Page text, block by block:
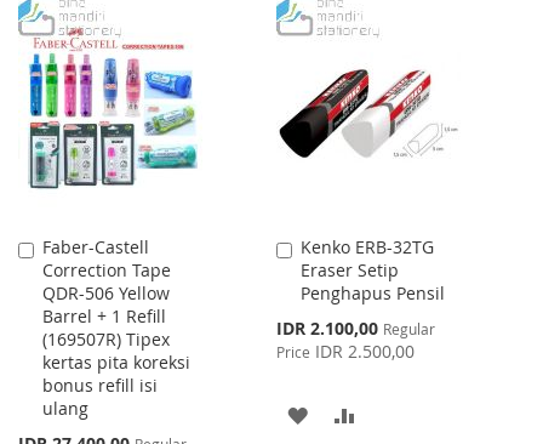
TO
WISH
LIST
TO
COMPARE
WISH
LIST
COMPARE
Faber-Castell
Correction Tape
QDR-506 Yellow
Barrel + 1 Refill
(169507R) Tipex
kertas pita koreksi
bonus refill isi
ulang
Special
Add
to
Cart
Kenko ERB-32TG
Eraser Setip
Penghapus Pensil
Special
Price
IDR 2.100,00 Regular
Price IDR 2.500,00
Add
to
Cart
ADD